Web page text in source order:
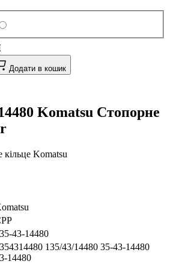
Додати в кошик
Komatsu Стопорне
Komatsu
43-14480
135/43/14480 35-43-14480
14480